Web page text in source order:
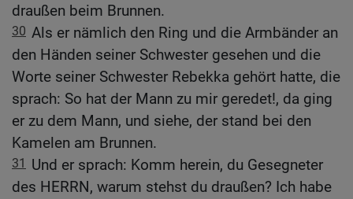
draußen beim Brunnen.
30 Als er nämlich den Ring und die Armbänder an
den Händen seiner Schwester gesehen und die
Worte seiner Schwester Rebekka gehört hatte, die
sprach: So hat der Mann zu mir geredet!, da ging
er zu dem Mann, und siehe, der stand bei den
Kamelen am Brunnen.
31
Und er sprach: Komm herein, du Gesegneter
des HERRN, warum stehst du draußen? Ich habe